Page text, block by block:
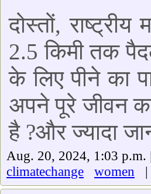
दोस्तों,
2.5 किमी तक
के लिए पीने का
अपने पूरे जीवन
है ?और ज्यादा
Aug. 20, 2024, 1:03 p.m.
climatechange
women |